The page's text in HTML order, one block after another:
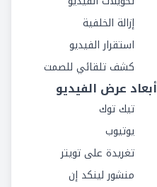
إزالة الخلفية
استقرار الفيديو
كشف تلقائي للصمت
أبعاد عرض الفيديو
تيك توك
يوتيوب
تغريدة على تويتر
منشور لينكد إن